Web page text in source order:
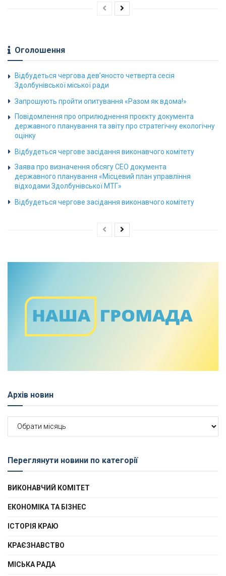
Оголошення
Відбудеться чергова дев’яносто четверта сесія
Здолбунівської міської ради
Запрошують пройти опитування «Разом як вдома!»
Повідомлення про оприлюднення проєкту документа
державного планування та звіту про стратегічну екологічну
оцінку
Відбудеться чергове засідання виконавчого комітету
Заява про визначення обсягу СЕО документа
державного планування «Місцевий план управління
відходами Здолбунівської МТГ»
Відбудеться чергове засідання виконавчого комітету
Архів новин
новин
Переглянути новини по категорії
ВИКОНАВЧИЙ КОМІТЕТ
ЕКОНОМІКА ТА БІЗНЕС
ІСТОРІЯ КРАЮ
КРАЄЗНАВСТВО
МІСЬКА РАДА